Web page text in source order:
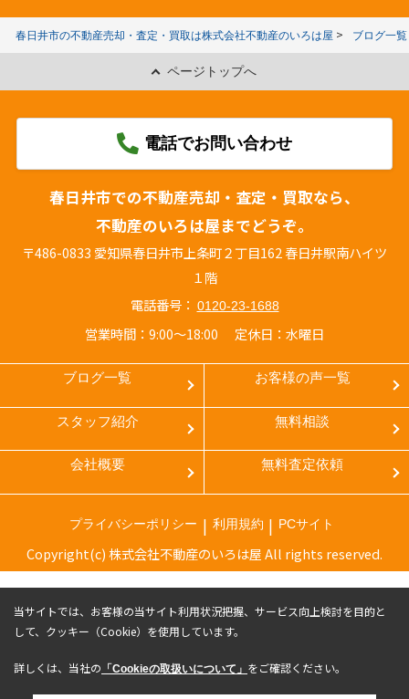
春日井市の不動産売却・査定・買取は株式会社不動産のいろは屋 ブログ一覧
ページトップへ
電話でお問い合わせ
春日井市での不動産売却・査定・買取なら、
不動産のいろは屋までどうぞ。
〒486-0833 愛知県春日井市上条町２丁目162 春日井駅南ハイツ
１階
電話番号： 0120-23-1688
営業時間：9:00～18:00 定休日：水曜日
ブログ一覧
スタッフ紹介
会社概要
お客様の声一覧
無料相談
無料査定依頼
プライバシーポリシー 利用規約 PCサイト
Copyright(c) 株式会社不動産のいろは屋 All rights reserved.
当サイトでは、お客様の当サイト利用状況把握、サービス向上検討を目的と
して、クッキー（Cookie）を使用しています。
詳しくは、当社の 「Cookieの取扱いについて」 をご確認ください。